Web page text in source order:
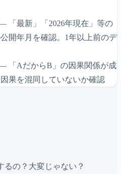
「最新」「2026年現在」等の
開年月を確認。1年以上前のデ
「AだからB」の因果関係が成
果を混同していないか確認
るの？大変じゃない？